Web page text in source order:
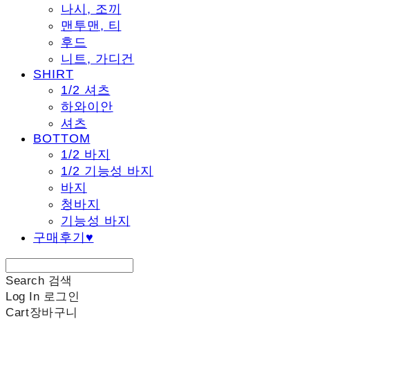
나시, 조끼
맨투맨, 티
후드
니트, 가디건
SHIRT
1/2 셔츠
하와이안
셔츠
BOTTOM
1/2 바지
1/2 기능성 바지
바지
청바지
기능성 바지
구매후기♥
Search 검색
Log In 로그인
Cart장바구니